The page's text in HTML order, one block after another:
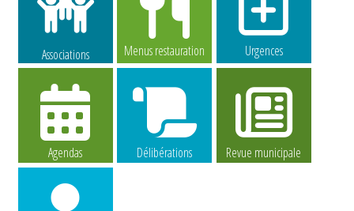
Associations Menus restauration Urgences
Agendas Délibérations Revue municipale